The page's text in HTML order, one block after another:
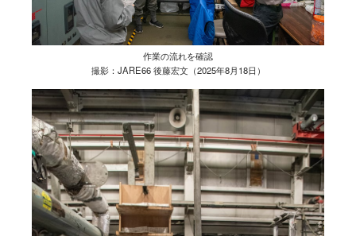
作業の流れを確認
撮影：JARE66 後藤宏文（2025年8月18日）